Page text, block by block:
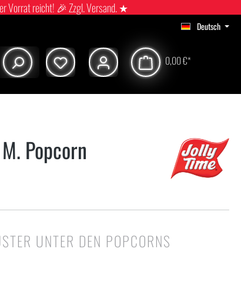
Vorrat reicht! 🎉 Zzgl. Versand. ★
Deutsch
0,00 €*
Popcorn
UNTER DEN POPCORNS